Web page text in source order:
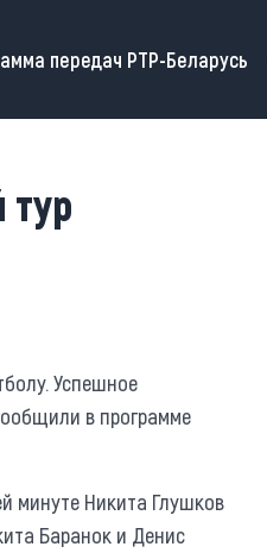
передач РТР-Беларусь
Успешное
в программе
минуте Никита Глушков
Баранок и Денис